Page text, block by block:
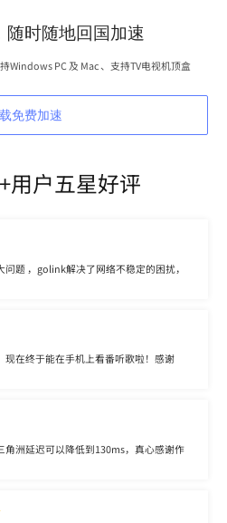
随时随地回国加速
Windows PC 及 Mac 、支持TV电视机顶盒
免费加速
用户五星好评
题 ，golink解决了网络不稳定的困扰，
在终于能在手机上看番听歌啦！感谢
洲延迟可以降低到130ms，真心感谢作